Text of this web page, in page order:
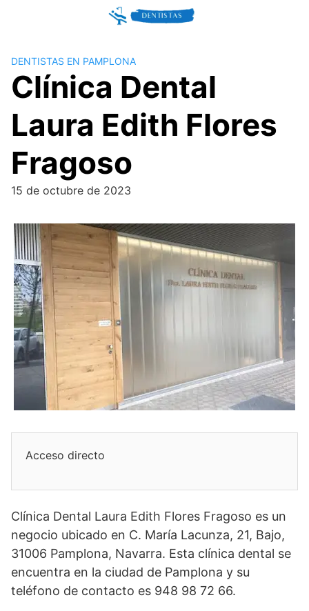
DENTISTAS EN PAMPLONA
Clínica Dental
Laura Edith Flores
Fragoso
15 de octubre de 2023
Acceso directo
Clínica Dental Laura Edith Flores Fragoso es un
negocio ubicado en C. María Lacunza, 21, Bajo,
31006 Pamplona, Navarra. Esta clínica dental se
encuentra en la ciudad de Pamplona y su
teléfono de contacto es 948 98 72 66.